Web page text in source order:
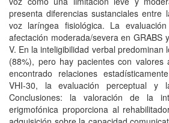
presenta diferencias sustanciales entre
voz laríngea fisiológica. La
afectación moderada/severa en GRABS
V. En la inteligibilidad verbal predominan
(88%), pero hay pacientes con valores
encontrado relaciones
VHI-30, la evaluación perceptual y
Conclusiones: la valoración de la
erigmofónica proporciona al